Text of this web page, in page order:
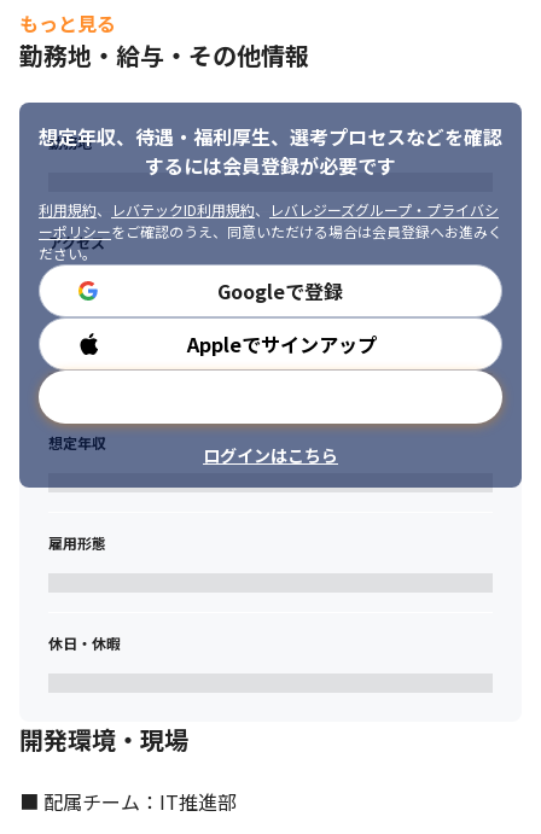
コミュニケーションを大切にしています。
もっと見る
勤務地・給与・その他情報
想定年収、待遇・福利厚生、 選考プロセスなどを確認
するには会員登録が必要です
利用規約、 レバテックID利用規約、
レバレジーズグループ・プライバシ
ーポリシーをご確認のうえ、同意いただける場合は会員登録へお進みく
ださい。
Googleで登録
Appleでサインアップ
ログインはこちら
勤務地
アクセス
勤務時間
想定年収
雇用形態
休日・休暇
開発環境・現場
■ 配属チーム：IT推進部